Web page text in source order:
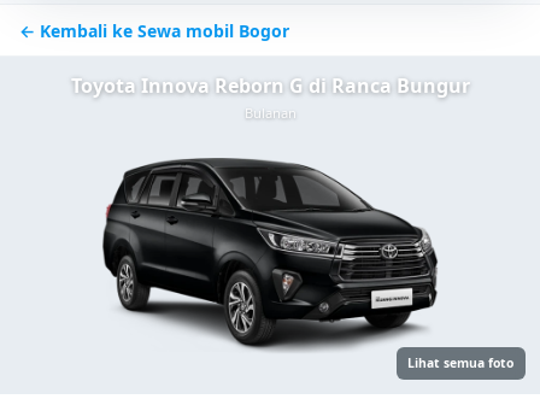
← Kembali ke Sewa mobil Bogor
Toyota Innova Reborn G di Ranca Bungur
Bulanan
Lihat semua foto